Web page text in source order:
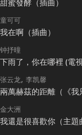
甜蜜發酵（插曲）
童可可
我在啊（插曲）
钟抒曈
下雨了，你在哪裡 (電
张云龙 李凯馨
兩萬赫茲的距離（《我
金大洲
我還是很喜歡你（主題